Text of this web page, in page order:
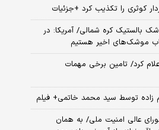
کوثری را تکذیب کرد +جزئیات
بالستیک کره شمالی/ آمریکا: در
موشک‌های اخیر هستیم
کرد/ تامین برخی مهمات
زاده توسط سید محمد خاتمی+ فیلم
عالی امنیت ملی/ به همان